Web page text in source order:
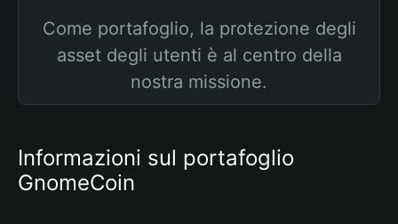
Come portafoglio, la protezione degli
asset degli utenti è al centro della
nostra missione.
Informazioni sul portafoglio
GnomeCoin